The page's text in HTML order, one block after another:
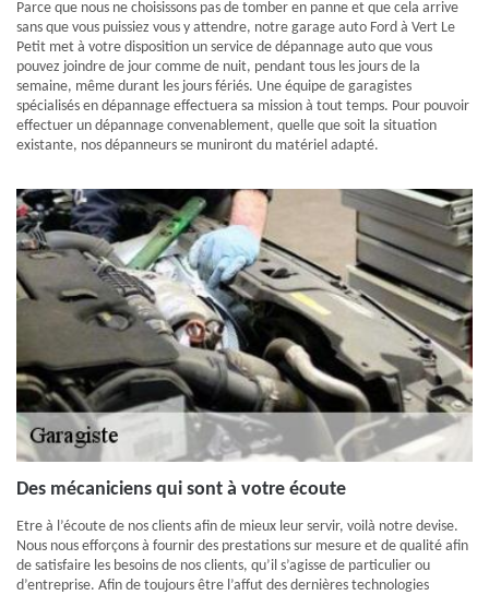
Parce que nous ne choisissons pas de tomber en panne et que cela arrive
sans que vous puissiez vous y attendre, notre garage auto Ford à Vert Le
Petit met à votre disposition un service de dépannage auto que vous
pouvez joindre de jour comme de nuit, pendant tous les jours de la
semaine, même durant les jours fériés. Une équipe de garagistes
spécialisés en dépannage effectuera sa mission à tout temps. Pour pouvoir
effectuer un dépannage convenablement, quelle que soit la situation
existante, nos dépanneurs se muniront du matériel adapté.
Des mécaniciens qui sont à votre écoute
Etre à l’écoute de nos clients afin de mieux leur servir, voilà notre devise.
Nous nous efforçons à fournir des prestations sur mesure et de qualité afin
de satisfaire les besoins de nos clients, qu’il s’agisse de particulier ou
d’entreprise. Afin de toujours être l’affut des dernières technologies